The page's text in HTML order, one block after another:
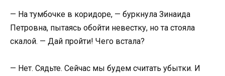
— На тумбочке в коридоре, — буркнула Зинаида
Петровна, пытаясь обойти невестку, но та стояла
скалой. — Дай пройти! Чего встала?
— Нет. Сядьте. Сейчас мы будем считать убытки. И